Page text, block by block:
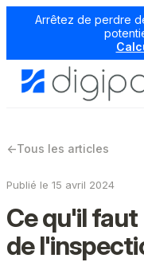
Arrêtez de perdre
←Tous les articles
Publié le 15 avril 2024
Ce qu'il
de